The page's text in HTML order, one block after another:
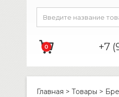
0 +7
Главная > Товары >